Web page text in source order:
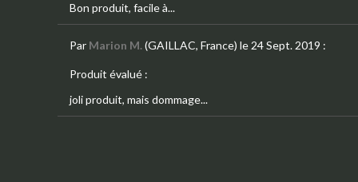
Bon produit, facile à...
Par Marion M.(GAILLAC, France) le 24 Sept. 2019 :
Produit évalué :
joli produit, mais dommage...